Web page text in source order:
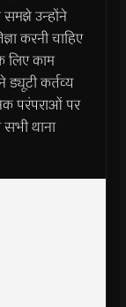
समझे उन्होंने
करनी चाहिए
लिए काम
ड्यूटी कर्तव्य
परंपराओं पर
थाना